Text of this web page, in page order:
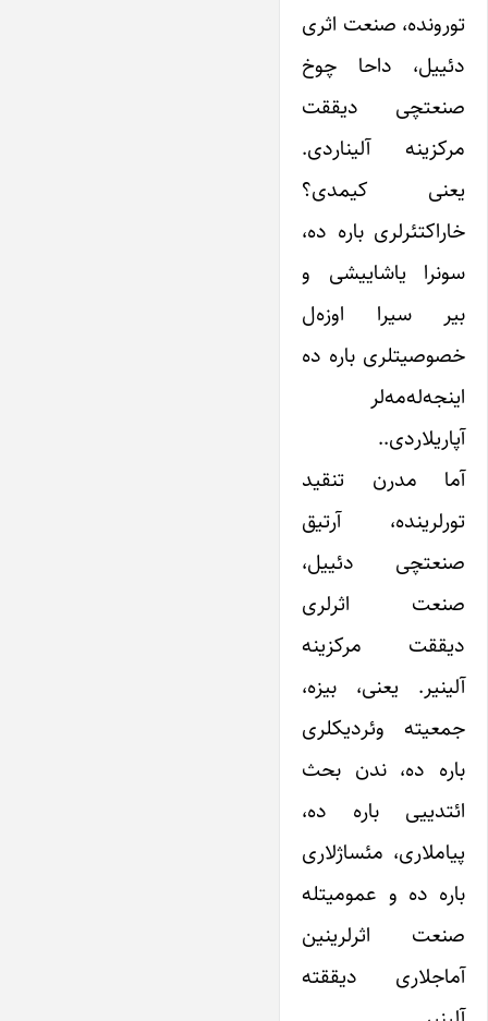
تورونده، صنعت اثری
دئییل، داحا چوخ
صنعتچی دیققت
مرکزینه آلیناردی.
یعنی کیمدی؟
خاراکتئرلری باره ده،
سونرا یاشاییشی و
بیر سیرا اوزه‌ل
خصوصیتلری باره ده
اینجه‌له‌مه‌لر
آپاریلاردی..
آما مدرن تنقید
تورلرینده، آرتیق
صنعتچی دئییل،
صنعت اثرلری
دیققت مرکزینه
آلینیر. یعنی، بیزه،
جمعیته وئردیکلری
باره ده، ندن بحث
ائتدییی باره ده،
پیاملاری، مئساژلاری
باره ده و عمومیتله
صنعت اثرلرینین
آماجلاری دیققته